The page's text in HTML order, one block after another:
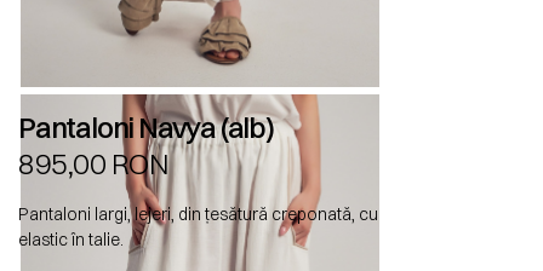
Pantaloni Navya (alb)
895,00 RON
Pantaloni largi, lejeri, din țesătură creponată, cu
elastic în talie.